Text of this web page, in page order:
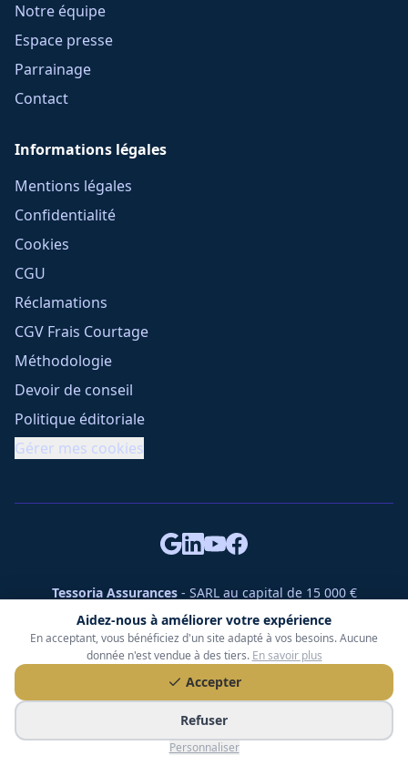
Aidez-nous à améliorer votre expérience
En acceptant, vous bénéficiez d'un site adapté à vos besoins. Aucune
donnée n'est vendue à des tiers. En savoir plus
Accepter
Refuser
Personnaliser
Notre équipe
Espace presse
Parrainage
Contact
Informations légales
Mentions légales
Confidentialité
Cookies
CGU
Réclamations
CGV Frais Courtage
Méthodologie
Devoir de conseil
Politique éditoriale
Gérer mes cookies
Tessoria Assurances- SARL au capital de 15 000 €
ORIAS n° 25007309 - RCS 990 206 179 - Membre du réseau
360 Courtage
RC Pro : Klarity - Contrat n° CCOUK000785
49 chemin des Gardettes Sine, 06570 Saint-Paul-de-Vence
© Tessoria Assurances. Tous droits réservés.